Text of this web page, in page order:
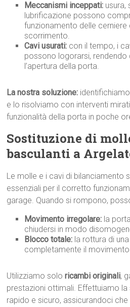
Meccanismi inceppati: usura,
lubrificazione possono
funzionamento delle cerniere
scorrimento.
Cavi usurati: con il tempo, i
possono logorarsi,
l’apertura della porta.
La nostra soluzione:
e lo risolviamo con interventi
funzionalità della porta in poche
Sostituzione di
basculanti a
Le molle e i cavi di bilanciamento
essenziali per il corretto
garage. Quando si rompono,
Movimento irregolare: la
chiudersi in modo
Blocco totale: la rottura di
completamente il
Utilizziamo soloricambi originali,
prestazioni ottimali. Effettuiamo
rapido e sicuro, assicurandoci